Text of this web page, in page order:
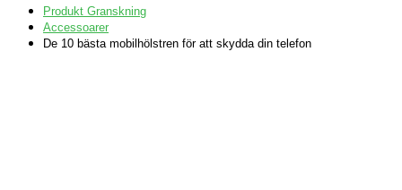
Produkt Granskning
Accessoarer
De 10 bästa mobilhölstren för att skydda din telefon